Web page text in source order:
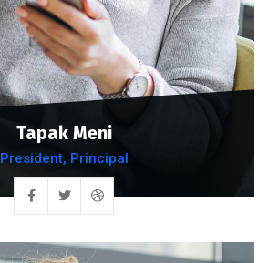
Tapak Meni
President, Principal